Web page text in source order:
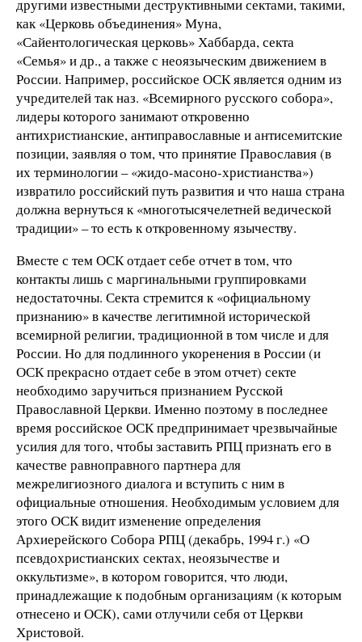
другими известными деструктивными сектами, такими,
как «Церковь объединения» Муна,
«Сайентологическая церковь» Хаббарда, секта
«Семья» и др., а также с неоязыческим движением в
России. Например, российское ОСК является одним из
учредителей так наз. «Всемирного русского собора»,
лидеры которого занимают откровенно
антихристианские, антиправославные и антисемитские
позиции, заявляя о том, что принятие Православия (в
их терминологии – «жидо-масоно-христианства»)
извратило российский путь развития и что наша страна
должна вернуться к «многотысячелетней ведической
традиции» – то есть к откровенному язычеству.
Вместе с тем ОСК отдает себе отчет в том, что
контакты лишь с маргинальными группировками
недостаточны. Секта стремится к «официальному
признанию» в качестве легитимной исторической
всемирной религии, традиционной в том числе и для
России. Но для подлинного укоренения в России (и
ОСК прекрасно отдает себе в этом отчет) секте
необходимо заручиться признанием Русской
Православной Церкви. Именно поэтому в последнее
время российское ОСК предпринимает чрезвычайные
усилия для того, чтобы заставить РПЦ признать его в
качестве равноправного партнера для
межрелигиозного диалога и вступить с ним в
официальные отношения. Необходимым условием для
этого ОСК видит изменение определения
Архиерейского Собора РПЦ (декабрь, 1994 г.) «О
псевдохристианских сектах, неоязычестве и
оккультизме», в котором говорится, что люди,
принадлежащие к подобным организациям (к которым
отнесено и ОСК), сами отлучили себя от Церкви
Христовой.